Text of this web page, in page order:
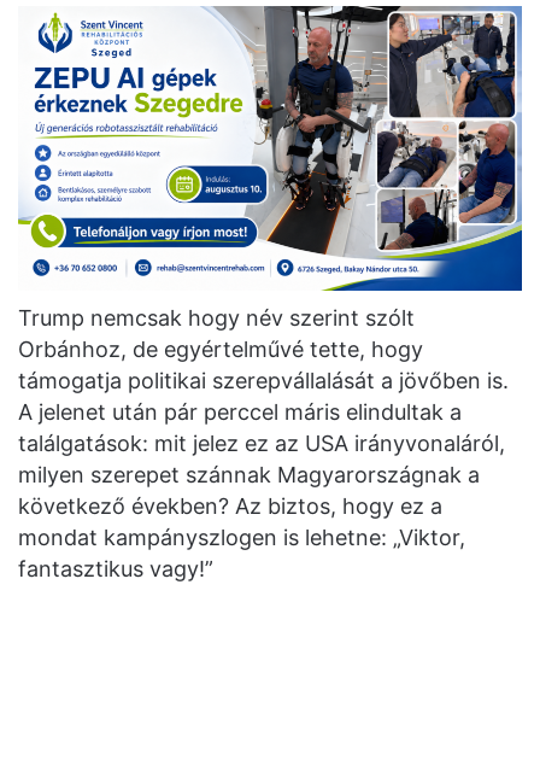
Trump nemcsak hogy név szerint szólt
Orbánhoz, de egyértelművé tette, hogy
támogatja politikai szerepvállalását a jövőben is.
A jelenet után pár perccel máris elindultak a
találgatások: mit jelez ez az USA irányvonaláról,
milyen szerepet szánnak Magyarországnak a
következő években? Az biztos, hogy ez a
mondat kampányszlogen is lehetne: „Viktor,
fantasztikus vagy!”